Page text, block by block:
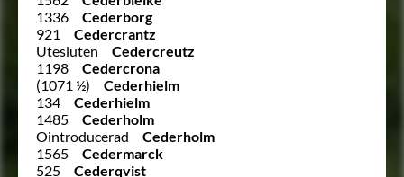
1336
Cederborg
921
Cedercrantz
Utesluten
Cedercreutz
1198
Cedercrona
(1071 ½)
Cederhielm
134
Cederhielm
1485
Cederholm
Ointroducerad
Cederholm
1565
Cedermarck
525
Cederqvist